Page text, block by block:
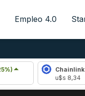
Empleo 4.0
Chainlink (1,25%)